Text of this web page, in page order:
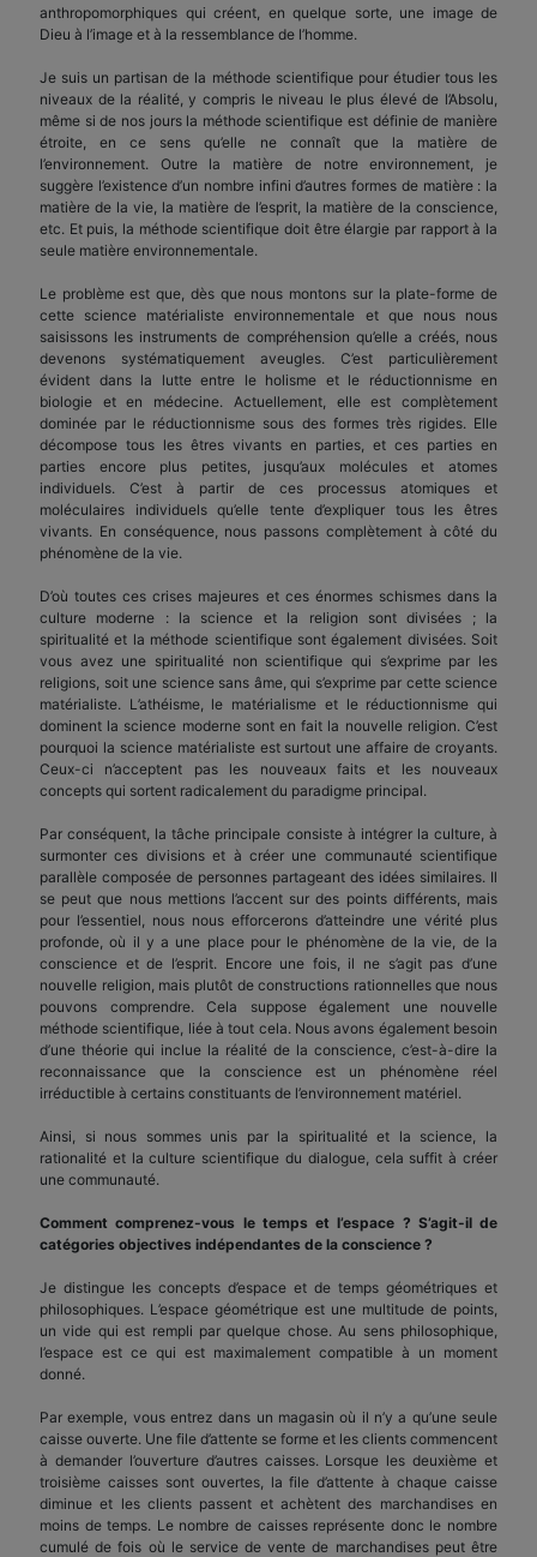
anthropomorphiques qui créent, en quelque sorte, une image de
Dieu à l’image et à la ressemblance de l’homme.
Je suis un partisan de la méthode scientifique pour étudier tous les
niveaux de la réalité, y compris le niveau le plus élevé de l’Absolu,
même si de nos jours la méthode scientifique est définie de manière
étroite, en ce sens qu’elle ne connaît que la matière de
l’environnement. Outre la matière de notre environnement, je
suggère l’existence d’un nombre infini d’autres formes de matière : la
matière de la vie, la matière de l’esprit, la matière de la conscience,
etc. Et puis, la méthode scientifique doit être élargie par rapport à la
seule matière environnementale.
Le problème est que, dès que nous montons sur la plate-forme de
cette science matérialiste environnementale et que nous nous
saisissons les instruments de compréhension qu’elle a créés, nous
devenons systématiquement aveugles. C’est particulièrement
évident dans la lutte entre le holisme et le réductionnisme en
biologie et en médecine. Actuellement, elle est complètement
dominée par le réductionnisme sous des formes très rigides. Elle
décompose tous les êtres vivants en parties, et ces parties en
parties encore plus petites, jusqu’aux molécules et atomes
individuels. C’est à partir de ces processus atomiques et
moléculaires individuels qu’elle tente d’expliquer tous les êtres
vivants. En conséquence, nous passons complètement à côté du
phénomène de la vie.
D’où toutes ces crises majeures et ces énormes schismes dans la
culture moderne : la science et la religion sont divisées ; la
spiritualité et la méthode scientifique sont également divisées. Soit
vous avez une spiritualité non scientifique qui s’exprime par les
religions, soit une science sans âme, qui s’exprime par cette science
matérialiste. L’athéisme, le matérialisme et le réductionnisme qui
dominent la science moderne sont en fait la nouvelle religion. C’est
pourquoi la science matérialiste est surtout une affaire de croyants.
Ceux-ci n’acceptent pas les nouveaux faits et les nouveaux
concepts qui sortent radicalement du paradigme principal.
Par conséquent, la tâche principale consiste à intégrer la culture, à
surmonter ces divisions et à créer une communauté scientifique
parallèle composée de personnes partageant des idées similaires. Il
se peut que nous mettions l’accent sur des points différents, mais
pour l’essentiel, nous nous efforcerons d’atteindre une vérité plus
profonde, où il y a une place pour le phénomène de la vie, de la
conscience et de l’esprit. Encore une fois, il ne s’agit pas d’une
nouvelle religion, mais plutôt de constructions rationnelles que nous
pouvons comprendre. Cela suppose également une nouvelle
méthode scientifique, liée à tout cela. Nous avons également besoin
d’une théorie qui inclue la réalité de la conscience, c’est-à-dire la
reconnaissance que la conscience est un phénomène réel
irréductible à certains constituants de l’environnement matériel.
Ainsi, si nous sommes unis par la spiritualité et la science, la
rationalité et la culture scientifique du dialogue, cela suffit à créer
une communauté.
Comment comprenez-vous le temps et l’espace ? S’agit-il de
catégories objectives indépendantes de la conscience ?
Je distingue les concepts d’espace et de temps géométriques et
philosophiques. L’espace géométrique est une multitude de points,
un vide qui est rempli par quelque chose. Au sens philosophique,
l’espace est ce qui est maximalement compatible à un moment
donné.
Par exemple, vous entrez dans un magasin où il n’y a qu’une seule
caisse ouverte. Une file d’attente se forme et les clients commencent
à demander l’ouverture d’autres caisses. Lorsque les deuxième et
troisième caisses sont ouvertes, la file d’attente à chaque caisse
diminue et les clients passent et achètent des marchandises en
moins de temps. Le nombre de caisses représente donc le nombre
cumulé de fois où le service de vente de marchandises peut être